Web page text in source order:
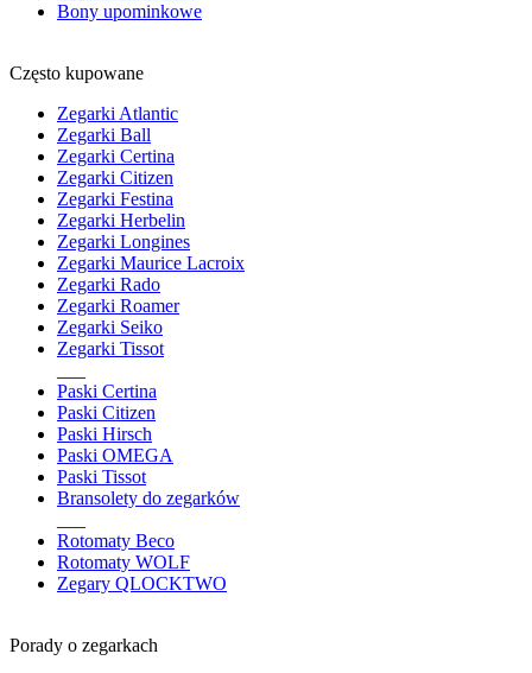
Bony upominkowe
Często kupowane
Zegarki Atlantic
Zegarki Ball
Zegarki Certina
Zegarki Citizen
Zegarki Festina
Zegarki Herbelin
Zegarki Longines
Zegarki Maurice Lacroix
Zegarki Rado
Zegarki Roamer
Zegarki Seiko
Zegarki Tissot
Paski Certina
Paski Citizen
Paski Hirsch
Paski OMEGA
Paski Tissot
Bransolety do zegarków
Rotomaty Beco
Rotomaty WOLF
Zegary QLOCKTWO
Porady o zegarkach